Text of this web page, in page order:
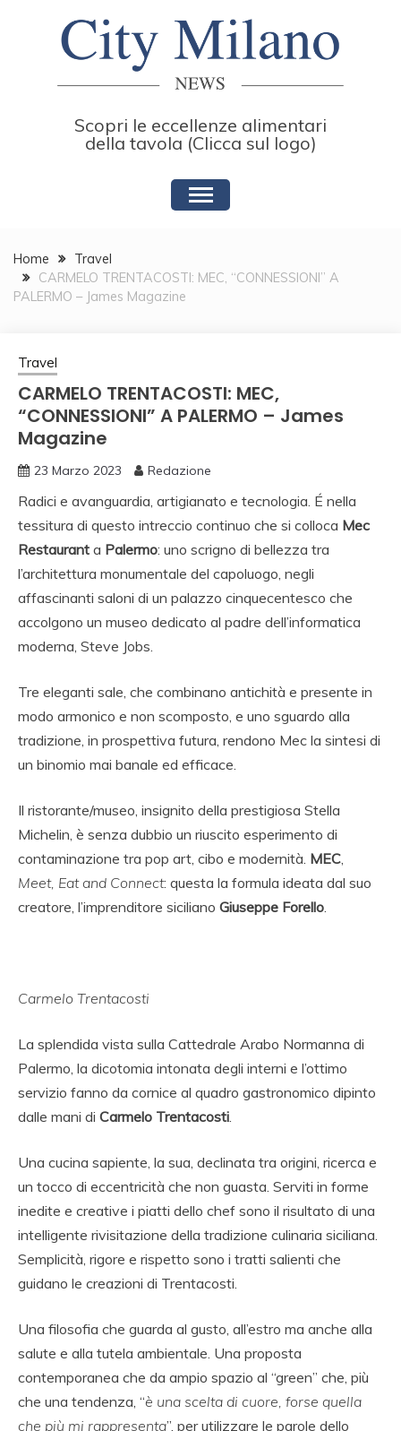
Scopri le eccellenze alimentari
della tavola (Clicca sul logo)
Home
Travel
CARMELO TRENTACOSTI: MEC, “CONNESSIONI” A
PALERMO – James Magazine
Travel
CARMELO TRENTACOSTI: MEC,
“CONNESSIONI” A PALERMO – James
Magazine
23 Marzo 2023 Redazione
Radici e avanguardia, artigianato e tecnologia. É nella
tessitura di questo intreccio continuo che si colloca Mec
Restaurant a Palermo: uno scrigno di bellezza tra
l’architettura monumentale del capoluogo, negli
affascinanti saloni di un palazzo cinquecentesco che
accolgono un museo dedicato al padre dell’informatica
moderna, Steve Jobs.
Tre eleganti sale, che combinano antichità e presente in
modo armonico e non scomposto, e uno sguardo alla
tradizione, in prospettiva futura, rendono Mec la sintesi di
un binomio mai banale ed efficace.
Il ristorante/museo, insignito della prestigiosa Stella
Michelin, è senza dubbio un riuscito esperimento di
contaminazione tra pop art, cibo e modernità. MEC
Meet, Eat and Connect: questa la formula ideata dal suo
creatore, l’imprenditore siciliano Giuseppe Forello
Carmelo Trentacosti
La splendida vista sulla Cattedrale Arabo Normanna di
Palermo, la dicotomia intonata degli interni e l’ottimo
servizio fanno da cornice al quadro gastronomico dipinto
dalle mani di Carmelo Trentacosti
Una cucina sapiente, la sua, declinata tra origini, ricerca e
un tocco di eccentricità che non guasta. Serviti in forme
inedite e creative i piatti dello chef sono il risultato di una
intelligente rivisitazione della tradizione culinaria siciliana.
Semplicità, rigore e rispetto sono i tratti salienti che
guidano le creazioni di Trentacosti.
Una filosofia che guarda al gusto, all’estro ma anche alla
salute e alla tutela ambientale. Una proposta
contemporanea che da ampio spazio al “green” che, più
che una tendenza, “è una scelta di cuore, forse quella
che più mi rappresenta”, per utilizzare le parole dello